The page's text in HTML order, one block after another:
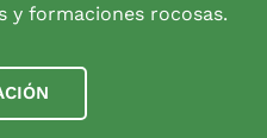
y formaciones rocosas.